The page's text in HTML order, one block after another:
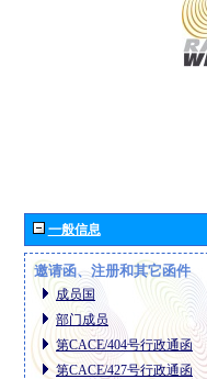
一般信息
邀请函、注册和其它函件
成员国
部门成员
第CACE/404号行政通函
第CACE/427号行政通函